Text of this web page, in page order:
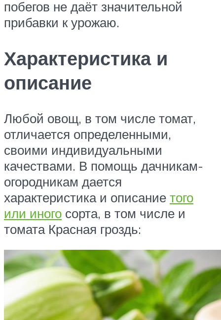
побегов не даёт значительной
прибавки к урожаю.
Характеристика и
описание
Любой овощ, в том числе томат,
отличается определенными,
своими индивидуальными
качествами. В помощь дачникам-
огородникам дается
характеристика и описание того
или иного сорта, в том числе и
томата Красная гроздь: